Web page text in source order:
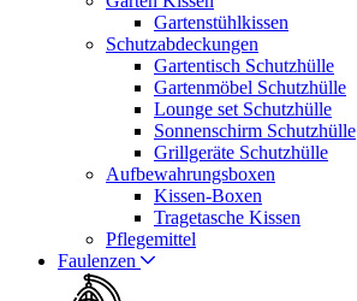
Gartenstühlkissen
Schutzabdeckungen
Gartentisch Schutzhülle
Gartenmöbel Schutzhülle
Lounge set Schutzhülle
Sonnenschirm Schutzhülle
Grillgeräte Schutzhülle
Aufbewahrungsboxen
Kissen-Boxen
Tragetasche Kissen
Pflegemittel
Faulenzen